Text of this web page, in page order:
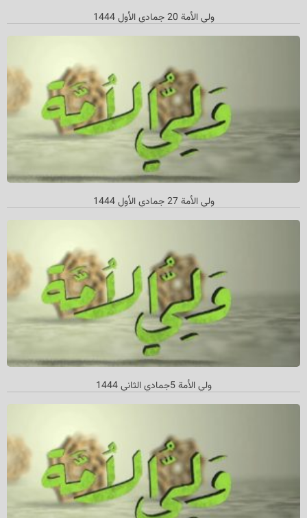
ولي الأمة 20 جمادي الأول 1444
ولي الأمة 27 جمادي الأول 1444
ولي الأمة 5جمادي الثاني 1444